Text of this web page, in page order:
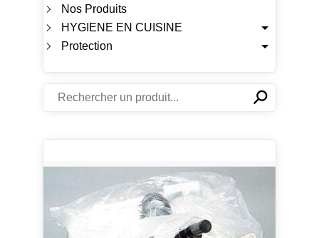
Nos Produits
HYGIENE EN CUISINE
Protection
✕⚲